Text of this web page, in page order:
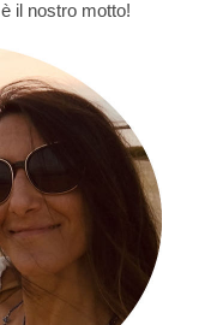
è il nostro motto!